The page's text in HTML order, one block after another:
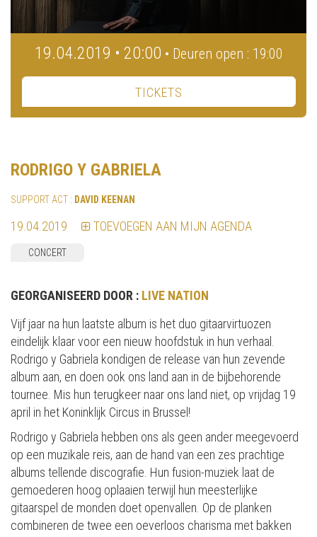
19.04.2019 • 20:00 • Deuren open : 19:00
TICKETS
RODRIGO Y GABRIELA
SUPPORT ACT : DAVID KEENAN
19.04.2019 TOEVOEGEN AAN MIJN AGENDA
CONCERT
GEORGANISEERD DOOR : LIVE NATION
Vijf jaar na hun laatste album is het duo gitaarvirtuozen
eindelijk klaar voor een nieuw hoofdstuk in hun verhaal.
Rodrigo y Gabriela kondigen de release van hun zevende
album aan, en doen ook ons land aan in de bijbehorende
tournee. Mis hun terugkeer naar ons land niet, op vrijdag 19
april in het Koninklijk Circus in Brussel!
Rodrigo y Gabriela hebben ons als geen ander meegevoerd
op een muzikale reis, aan de hand van een zes prachtige
albums tellende discografie. Hun fusion-muziek laat de
gemoederen hoog oplaaien terwijl hun meesterlijke
gitaarspel de monden doet openvallen. Op de planken
combineren de twee een oeverloos charisma met bakken